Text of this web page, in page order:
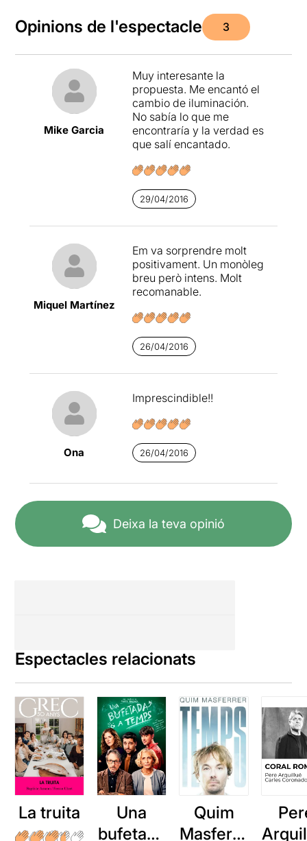
Opinions de l'espectacle 3
Mike Garcia
Muy interesante la
propuesta. Me encantó el
cambio de iluminación.
No sabía lo que me
encontraría y la verdad es
que salí encantado.
29/04/2016
Miquel Martínez
Em va sorprendre molt
positivament. Un monòleg
breu però intens. Molt
recomanable.
26/04/2016
Ona
Imprescindible!!
26/04/2016
Deixa la teva opinió
Espectacles relacionats
La truita
Una
bufetada
Quim
Masferre